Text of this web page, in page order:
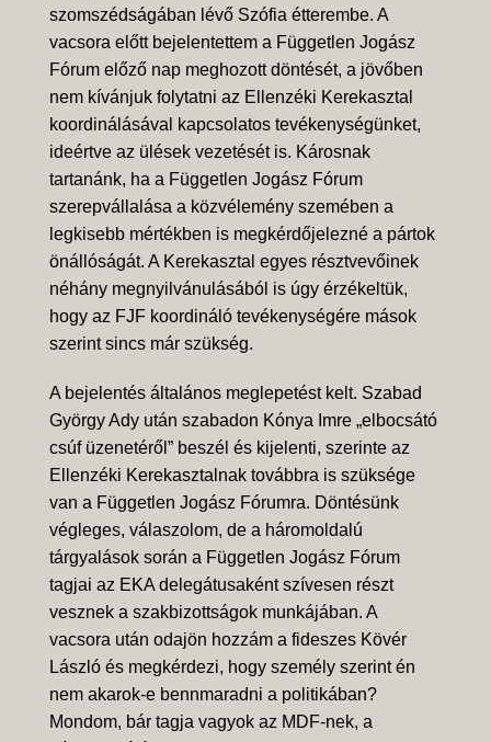
szomszédságában lévő Szófia étterembe. A
vacsora előtt bejelentettem a Független Jogász
Fórum előző nap meghozott döntését, a jövőben
nem kívánjuk folytatni az Ellenzéki Kerekasztal
koordinálásával kapcsolatos tevékenységünket,
ideértve az ülések vezetését is. Károsnak
tartanánk, ha a Független Jogász Fórum
szerepvállalása a közvélemény szemében a
legkisebb mértékben is megkérdőjelezné a pártok
önállóságát. A Kerekasztal egyes résztvevőinek
néhány megnyilvánulásából is úgy érzékeltük,
hogy az FJF koordináló tevékenységére mások
szerint sincs már szükség.
A bejelentés általános meglepetést kelt. Szabad
György Ady után szabadon Kónya Imre „elbocsátó
csúf üzenetéről” beszél és kijelenti, szerinte az
Ellenzéki Kerekasztalnak továbbra is szüksége
van a Független Jogász Fórumra. Döntésünk
végleges, válaszolom, de a háromoldalú
tárgyalások során a Független Jogász Fórum
tagjai az EKA delegátusaként szívesen részt
vesznek a szakbizottságok munkájában. A
vacsora után odajön hozzám a fideszes Kövér
László és megkérdezi, hogy személy szerint én
nem akarok-e bennmaradni a politikában?
Mondom, bár tagja vagyok az MDF-nek, a